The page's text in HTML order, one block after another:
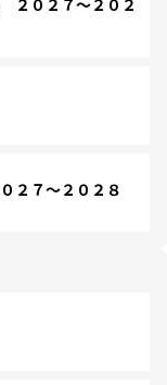
７～２０２８